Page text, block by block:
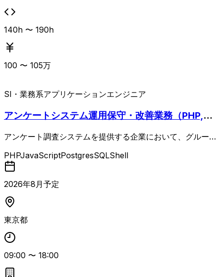
140h 〜 190h
100 〜 105万
SI・業務系アプリケーションエンジニア
アンケートシステム運用保守・改善業務（PHP,A
アンケート調査システムを提供する企業において、グループ
の運用保守および改善対応を行う案件。PHPによる機能改
修や不具合調査に加え、Linux上での環境構築やAWS/GCP
上での運用・改善など、アプリケーションとインフラの両面
から課題解決に取り組みます。 大規模サービスの運用経験
を活かしつつ、RDBMSのチューニングやクラウド環境の運
ションです。 【環 境】 OS：CentOS/RedHat Enterprise
Linux/Windows Server RDBMS：PostgreSQL/SQL Serv
er 開発言語：PHP/JavaScript クラウド：AWS/GCP Dev
Ops/ツール：Docker/Kubernetes/Terraform/Git/Jenkins
PHPJavaScriptPostgresSQLShell
2026年8 月予定
東京都
09:00 〜 18:00